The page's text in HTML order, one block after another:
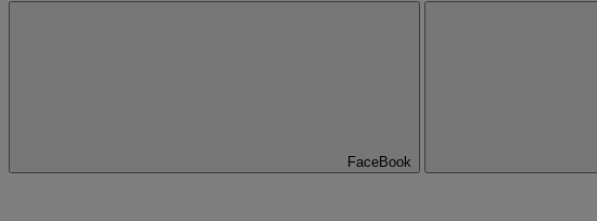
FaceBook